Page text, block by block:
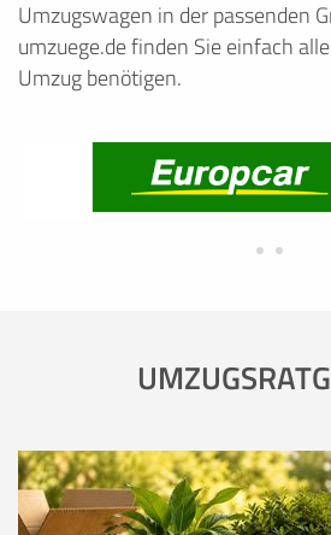
Umzugswagen in der passenden
umzuege.de finden Sie einfach
Umzug benötigen.